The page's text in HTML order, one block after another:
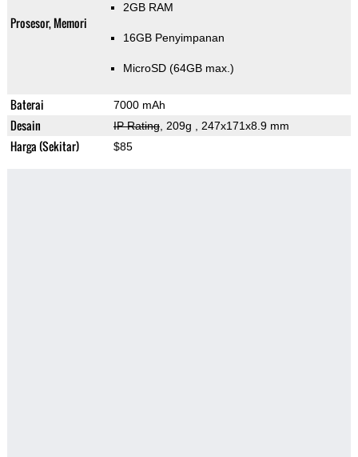
Prosesor, Memori
2GB RAM
16GB Penyimpanan
MicroSD (64GB max.)
Baterai 7000 mAh
Desain IP Rating, 209g , 247x171x8.9 mm
Harga (Sekitar) $85